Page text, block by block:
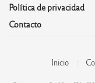
Política de privacidad
Contacto
Inicio